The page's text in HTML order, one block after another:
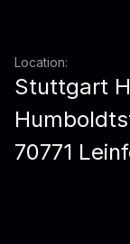
Location:
Stuttgart
70771